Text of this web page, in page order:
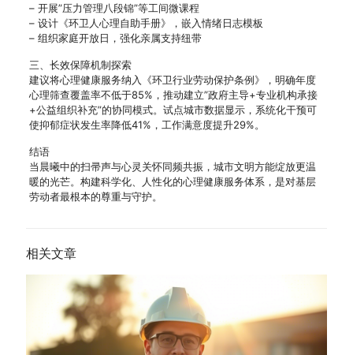
– 开展”压力管理八段锦”等工间微课程
– 设计《环卫人心理自助手册》，嵌入情绪日志模板
– 组织家庭开放日，强化亲属支持纽带
三、长效保障机制探索
建议将心理健康服务纳入《环卫行业劳动保护条例》，明确年度
心理筛查覆盖率不低于85%，推动建立”政府主导+专业机构承接
+公益组织补充”的协同模式。试点城市数据显示，系统化干预可
使抑郁症状发生率降低41%，工作满意度提升29%。
结语
当晨曦中的扫帚声与心灵关怀同频共振，城市文明方能绽放更温
暖的光芒。构建科学化、人性化的心理健康服务体系，是对基层
劳动者最根本的尊重与守护。
相关文章